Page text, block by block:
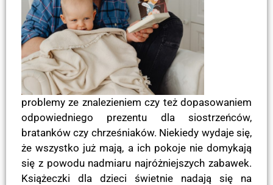
problemy ze znalezieniem czy też dopasowaniem
odpowiedniego prezentu dla siostrzeńców,
bratanków czy chrześniaków. Niekiedy wydaje się,
że wszystko już mają, a ich pokoje nie domykają
się z powodu nadmiaru najróżniejszych zabawek.
Książeczki dla dzieci świetnie nadają się na